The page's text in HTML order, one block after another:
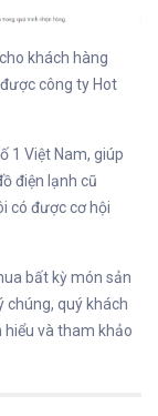
khách hàng
công ty Hot
1 Việt Nam, giúp
điện lạnh cũ
có được cơ hội
bất kỳ món sản
chúng, quý khách
hiểu và tham khảo